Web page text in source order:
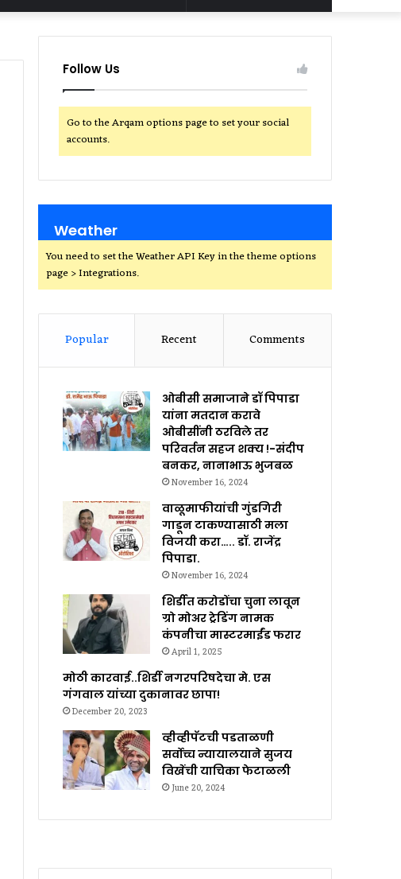
for
Follow Us
Go to the Arqam options page to set your social
accounts.
Weather
You need to set the Weather API Key in the theme options
page > Integrations.
Popular Recent Comments
ओबीसी समाजाने डॉ पिपाडा
यांना मतदान करावे
ओबीसींनी ठरविले तर
परिवर्तन सहज शक्य !-संदीप
बनकर, नानाभाऊ भुजबळ
November 16, 2024
वाळूमाफीयांची गुंडगिरी
गाडून टाकण्यासाठी मला
विजयी करा….. डॉ. राजेंद्र
पिपाडा.
November 16, 2024
शिर्डीत करोडोंचा चुना लावून
ग्रो मोअर ट्रेडिंग नामक
कंपनीचा मास्टरमाईंड फरार
April 1, 2025
मोठी कारवाई..शिर्डी नगरपरिषदेचा मे. एस
गंगवाल यांच्या दुकानावर छापा!
December 20, 2023
व्हीव्हीपॅटची पडताळणी
सर्वोच्च न्यायालयाने सुजय
विखेंची याचिका फेटाळली
June 20, 2024